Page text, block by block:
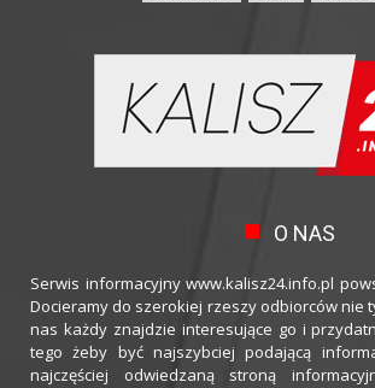
O NAS
Serwis informacyjny www.kalisz24.info.pl
Docieramy do szerokiej rzeszy odbiorców nie
nas każdy znajdzie interesujące go i
tego żeby być najszybciej podającą
najczęściej odwiedzaną stroną